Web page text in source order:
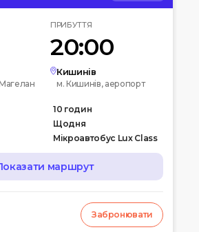
ПРИБУТТЯ
20:00
Кишинів
м. Кишинів, аеропорт
Мікроавтобус Lux Class
10 годин
Щодня
маршрут
Забронювати